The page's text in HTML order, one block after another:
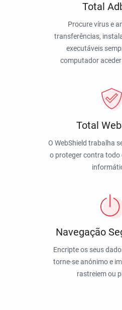
Total
Procure vírus e
transferências,
executáveis
computador
Total
O WebShield trabalha
o proteger contra todo
Navegação
Encripte os seus
torne-se anónimo e
rastreiem ou